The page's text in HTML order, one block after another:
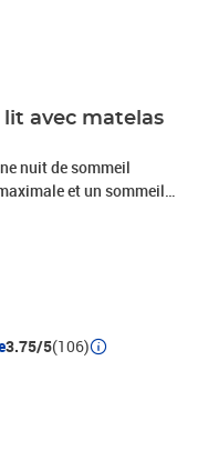
avec matelas
nuit de sommeil
et un sommeil
aspect simple et
La tête de lit vous
êtes assis dans
à ressorts
est connu pour sa
niveau de durabilité et
le bruit et les chocs
moyen-dur : ce
le niveau de
3.75/5(106)